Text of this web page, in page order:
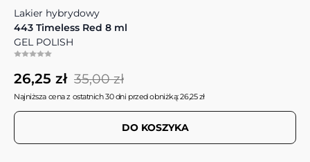
Lakier hybrydowy
443 Timeless Red 8 ml
GEL POLISH
26,25 zł 35,00 zł
Najniższa cena z ostatnich 30 dni przed obniżką: 26,25 zł
DO KOSZYKA